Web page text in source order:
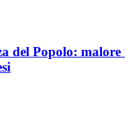
del Popolo: malore